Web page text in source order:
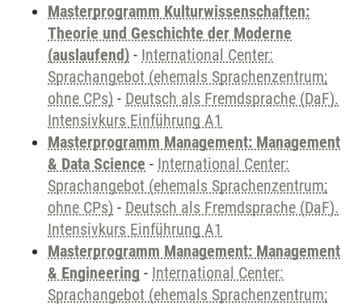
Masterprogramm Kulturwissenschaften:
Theorie und Geschichte der Moderne
(auslaufend) - International Center:
Sprachangebot (ehemals Sprachenzentrum;
ohne CPs) - Deutsch als Fremdsprache (DaF).
Intensivkurs Einführung A1
Masterprogramm Management: Management
& Data Science - International Center:
Sprachangebot (ehemals Sprachenzentrum;
ohne CPs) - Deutsch als Fremdsprache (DaF).
Intensivkurs Einführung A1
Masterprogramm Management: Management
& Engineering - International Center:
Sprachangebot (ehemals Sprachenzentrum;